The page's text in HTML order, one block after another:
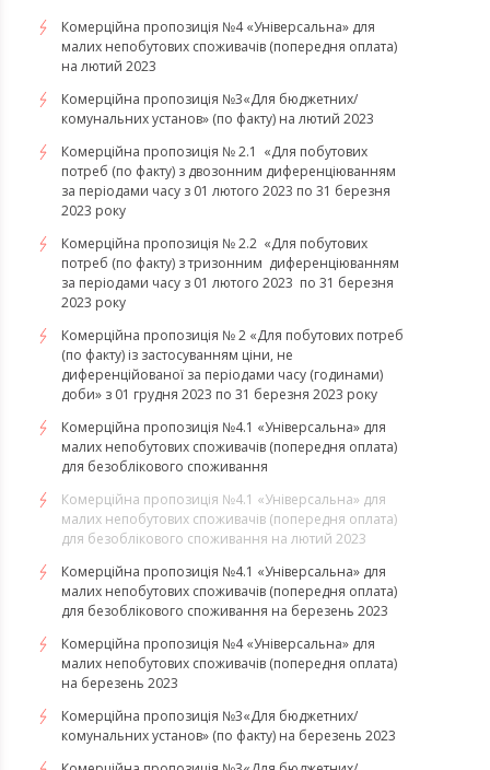
​​​​​​​Комерційна пропозиція №4 «Універсальна» для
малих непобутових споживачів (попередня оплата)
на лютий 2023
Комерційна пропозиція №3«Для бюджетних/
комунальних установ» (по факту) на лютий 2023
Комерційна пропозиція № 2.1 «Для побутових
потреб (по факту) з двозонним диференціюванням
за періодами часу з 01 лютого 2023 по 31 березня
2023 року
Комерційна пропозиція № 2.2 «Для побутових
потреб (по факту) з тризонним диференціюванням
за періодами часу з 01 лютого 2023 по 31 березня
2023 року
Комерційна пропозиція № 2 «Для побутових потреб
(по факту) із застосуванням ціни, не
диференційованої за періодами часу (годинами)
доби» з 01 грудня 2023 по 31 березня 2023 року
​​​​​​​Комерційна пропозиція №4.1 «Універсальна» для
малих непобутових споживачів (попередня оплата)
для безоблікового споживання
Комерційна пропозиція №4.1 «Універсальна» для
малих непобутових споживачів (попередня оплата)
для безоблікового споживання на лютий 2023
Комерційна пропозиція №4.1 «Універсальна» для
малих непобутових споживачів (попередня оплата)
для безоблікового споживання на березень 2023
​​​​​​​Комерційна пропозиція №4 «Універсальна» для
малих непобутових споживачів (попередня оплата)
на березень 2023
​​​​​​​Комерційна пропозиція №3«Для бюджетних/
комунальних установ» (по факту) на березень 2023